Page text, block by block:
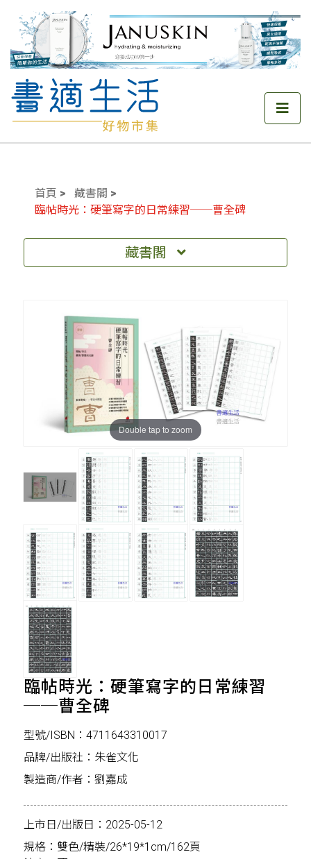
首頁
藏書閣
臨帖時光：硬筆寫字的日常練習──曹全碑
藏書閣
Double tap to zoom
臨帖時光：硬筆寫字的日常練習
──曹全碑
型號/ISBN：4711643310017
品牌/出版社：朱雀文化
製造商/作者：劉嘉成
上市日/出版日：2025-05-12
規格：雙色/精裝/26*19*1cm/162頁